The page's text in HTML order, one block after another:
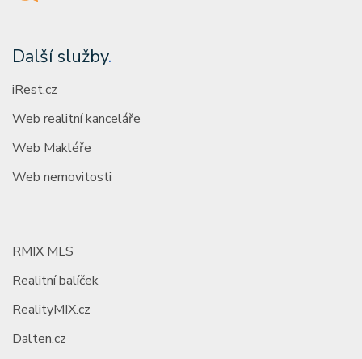
Další služby.
iRest.cz
Web realitní kanceláře
Web Makléře
Web nemovitosti
RMIX MLS
Realitní balíček
RealityMIX.cz
Dalten.cz